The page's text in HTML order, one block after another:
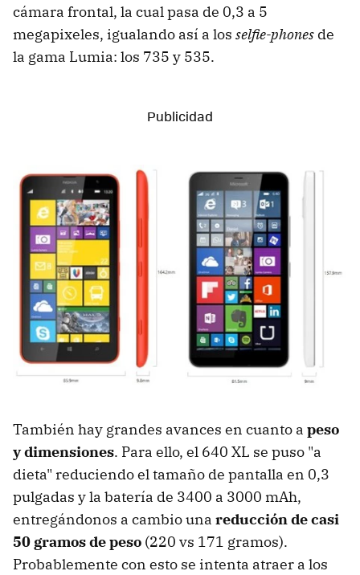
cámara frontal, la cual pasa de 0,3 a 5
megapixeles, igualando así a los selfie-phones de
la gama Lumia: los 735 y 535.
También hay grandes avances en cuanto a peso
y dimensiones. Para ello, el 640 XL se puso "a
dieta" reduciendo el tamaño de pantalla en 0,3
pulgadas y la batería de 3400 a 3000 mAh,
entregándonos a cambio una reducción de casi
50 gramos de peso (220 vs 171 gramos).
Probablemente con esto se intenta atraer a los